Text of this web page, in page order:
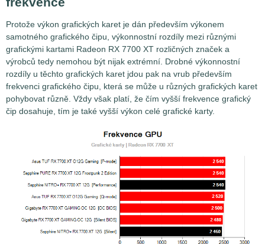
Protože výkon grafických karet je dán především výkonem
samotného grafického čipu, výkonnostní rozdíly mezi různými
grafickými kartami Radeon RX 7700 XT rozličných značek a
výrobců tedy nemohou být nijak extrémní. Drobné výkonnostní
rozdíly u těchto grafických karet jdou pak na vrub především
frekvenci grafického čipu, která se může u různých grafických karet
pohybovat různě. Vždy však platí, že čím vyšší frekvence grafický
čip dosahuje, tím je také vyšší výkon celé grafické karty.